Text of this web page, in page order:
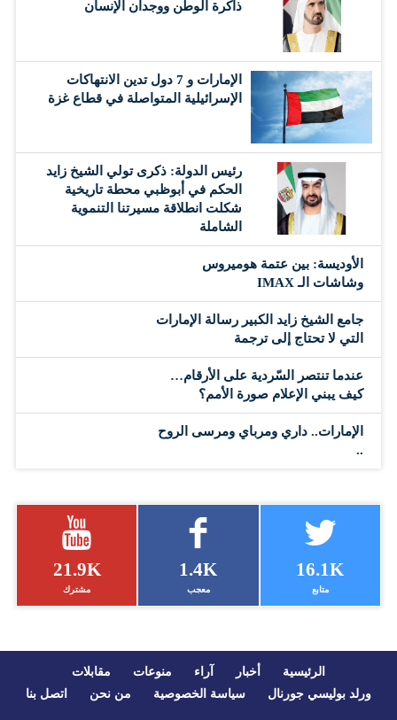
ذاكرة الوطن ووجدان الإنسان
الإمارات و 7 دول تدين الانتهاكات
الإسرائيلية المتواصلة في قطاع غزة
رئيس الدولة: ذكرى تولي الشيخ زايد
الحكم في أبوظبي محطة تاريخية
شكلت انطلاقة مسيرتنا التنموية
الشاملة
الأوديسة: بين عتمة هوميروس
وشاشات الـ IMAX
جامع الشيخ زايد الكبير رسالة الإمارات
التي لا تحتاج إلى ترجمة
عندما تنتصر السّردية على الأرقام…
كيف يبني الإعلام صورة الأمم؟
الإمارات.. داري ومرباي ومرسى الروح
..
21.9K
مشترك
1.4K
معجب
16.1K
متابع
الرئيسية أخبار آراء منوعات
مقابلات
ورلد بوليسي جورنال
سياسة الخصوصية من نحن اتصل بنا